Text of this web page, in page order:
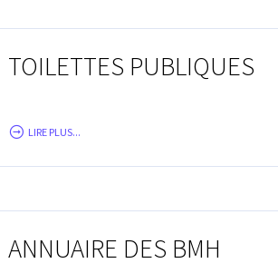
TOILETTES PUBLIQUES
LIRE PLUS...
ANNUAIRE DES BMH